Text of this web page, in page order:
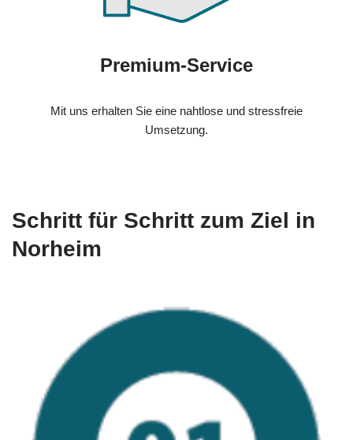
Premium-Service
Mit uns erhalten Sie eine nahtlose und stressfreie
Umsetzung.
Schritt für Schritt zum Ziel in
Norheim